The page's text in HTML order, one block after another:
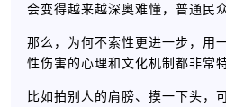
会变得越来越深奥难懂，普通民
那么，为何不索性更进一步，用
性伤害的心理和文化机制都非常
比如拍别人的肩膀、摸一下头，